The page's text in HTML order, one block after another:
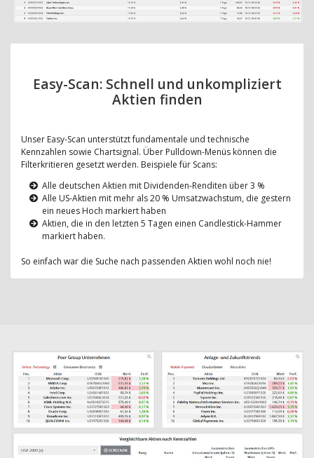
Easy-Scan: Schnell und unkompliziert
Aktien finden
Unser Easy-Scan unterstützt fundamentale und technische
Kennzahlen sowie Chartsignal. Über Pulldown-Menüs können die
Filterkritieren gesetzt werden. Beispiele für Scans:
Alle deutschen Aktien mit Dividenden-Renditen über 3 %
Alle US-Aktien mit mehr als 20 % Umsatzwachstum, die gestern
ein neues Hoch markiert haben
Aktien, die in den letzten 5 Tagen einen Candlestick-Hammer
markiert haben.
So einfach war die Suche nach passenden Aktien wohl noch nie!